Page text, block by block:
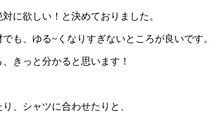
に欲しい！と決めておりました。
も、ゆる~くなりすぎないところが良いです。
きっと分かると思います！
、シャツに合わせたりと、